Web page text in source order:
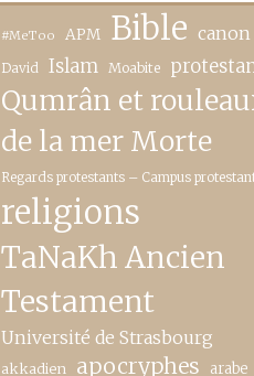
#MeToo APM Bible canon
David Islam Moabite
Qumrân et
de la mer Morte
Regards protestants – Campus
religions
TaNaKh Ancien
Testament
Université de Strasbourg
akkadien apocryphes arabe